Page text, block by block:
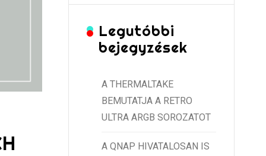
Legutóbbi
bejegyzések
A THERMALTAKE
BEMUTATJA A RETRO
ULTRA ARGB SOROZATOT
A QNAP HIVATALOSAN IS